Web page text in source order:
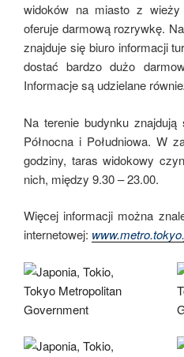
widoków na miasto z wieży
oferuje darmową rozrywkę.
znajduje się biuro informacji
dostać bardzo dużo
Informacje są udzielane
Na terenie budynku
Północna i Południowa. W
godziny, taras widokowy
nich, między 9.30 – 23.00.
Więcej informacji można
internetowej: